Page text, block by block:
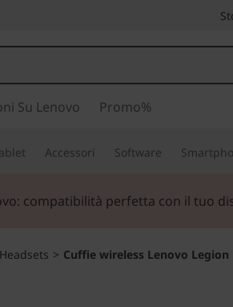
Su Lenovo Promo%
Accessori Software
compatibilità perfetta con il tuo
Headsets > Cuffie wireless Lenovo Legion